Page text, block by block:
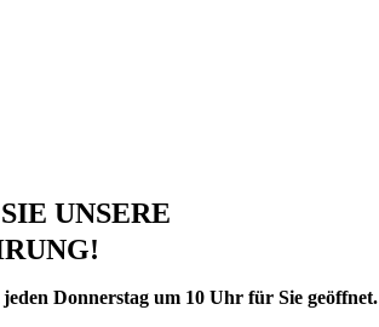
UNSERE
jeden Donnerstag um 10 Uhr für Sie geöffnet.